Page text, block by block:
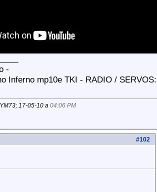
-
Inferno mp10e TKI - RADIO /
17-05-10 a 04:06 PM
#102